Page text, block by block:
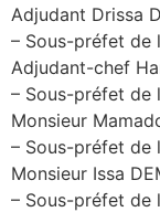
Adjudant Drissa
– Sous-préfet de
Adjudant-chef
– Sous-préfet de
Monsieur
– Sous-préfet de
Monsieur Issa
– Sous-préfet de